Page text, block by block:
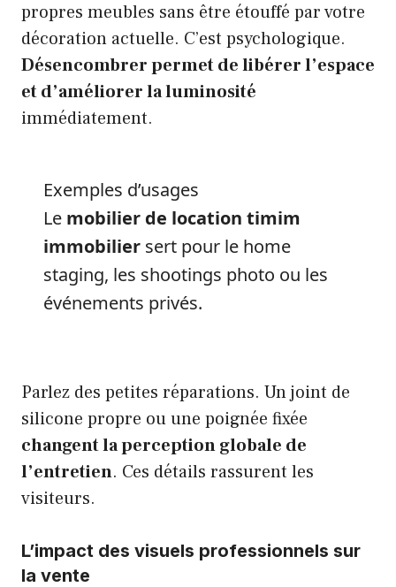
propres meubles sans être étouffé par votre
décoration actuelle. C’est psychologique.
Désencombrer permet de libérer l’espace
et d’améliorer la luminosité
immédiatement.
Exemples d’usages
Le mobilier de location timim
immobilier sert pour le home
staging, les shootings photo ou les
événements privés.
Parlez des petites réparations. Un joint de
silicone propre ou une poignée fixée
changent la perception globale de
l’entretien. Ces détails rassurent les
visiteurs.
L’impact des visuels professionnels sur
la vente